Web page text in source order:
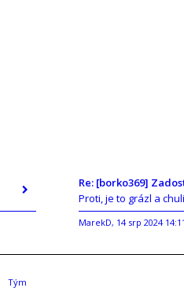
Re: [borko369]
Proti, je to grázl a
MarekD, 14 srp 2024 14:11
Tým